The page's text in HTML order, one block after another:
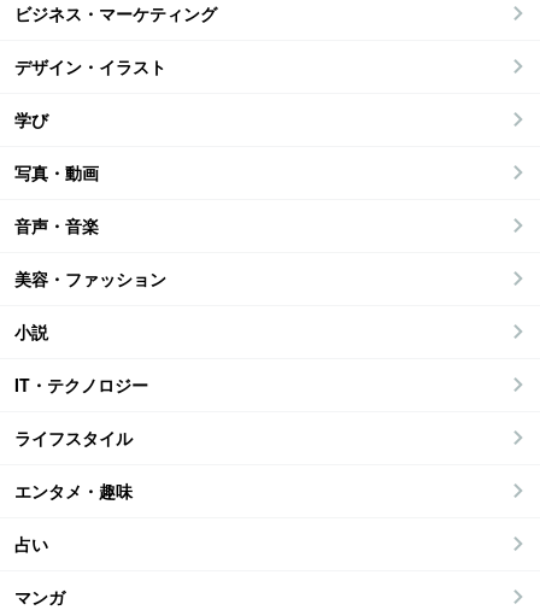
ビジネス・マーケティング
デザイン・イラスト
学び
写真・動画
音声・音楽
美容・ファッション
小説
IT・テクノロジー
ライフスタイル
エンタメ・趣味
占い
マンガ